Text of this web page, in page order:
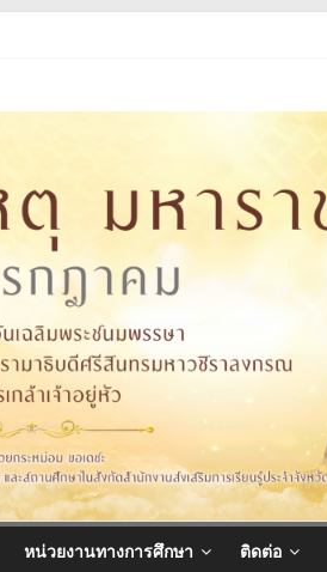
หน่วยงานทางการศึกษา ติดต่อ